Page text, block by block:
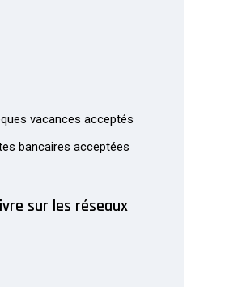
vacances acceptés
bancaires acceptées
sur les réseaux